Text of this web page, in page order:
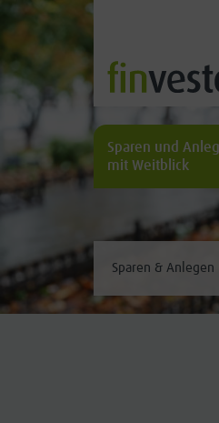
Sparen und
mit Weitblick
Sparen & Anlegen